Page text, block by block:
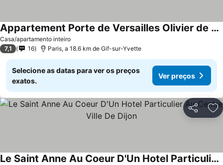
Casa/apartamento inteiro
Appartement Porte de Versailles Olivier de Serre
Ver preços
7,1 16 Paris, a 18.6 km de Gif-sur-Yvette
Selecione as datas para ver os preços
exatos.
Ver preços
Partilhar
Le Saint Anne Au Coeur D'Un Hotel Particulier Au Centre Ville De Dijon